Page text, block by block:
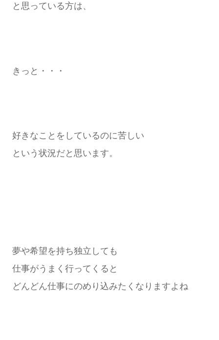
と思っている方は、
きっと・・・
好きなことをしているのに苦しい
という状況だと思います。
夢や希望を持ち独立しても
仕事がうまく行ってくると
どんどん仕事にのめり込みたくなりますよね